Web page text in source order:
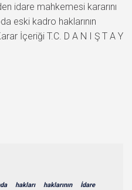
idare mahkemesi kararını
eski kadro haklarının
İçeriği T.C. D A N I Ş T A Y
hakları haklarının İdare